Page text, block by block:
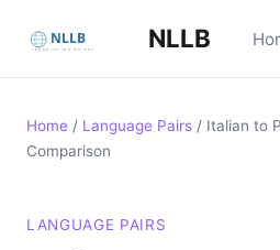
NLLB
Home / Language Pairs / Italian to
Comparison
LANGUAGE PAIRS